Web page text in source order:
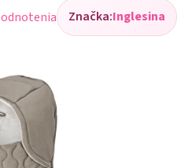
Značka:Inglesina